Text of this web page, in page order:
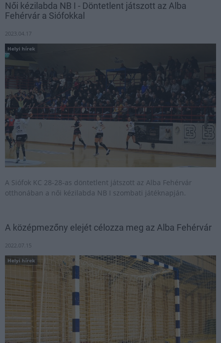
Női kézilabda NB I - Döntetlent játszott az Alba
Fehérvár a Siófokkal
2023.04.17
Helyi hírek
A Siófok KC 28-28-as döntetlent játszott az Alba Fehérvár
otthonában a női kézilabda NB I szombati játéknapján.
A középmezőny elejét célozza meg az Alba Fehérvár
2022.07.15
Helyi hírek